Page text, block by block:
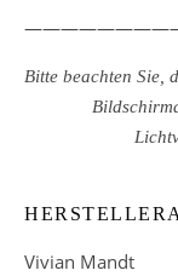
Bitte beachten Sie,
Vivian Mandt